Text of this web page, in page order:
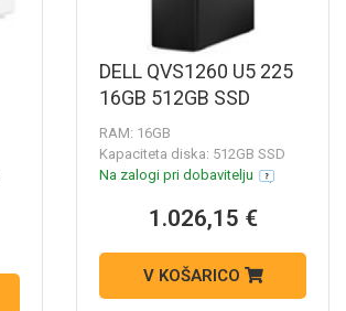
DELL QVS1260 U5 225
16GB 512GB SSD
W11P
RAM: 16GB
Kapaciteta diska: 512GB SSD
Na zalogi pri dobavitelju
1.026,15 €
V KOŠARICO